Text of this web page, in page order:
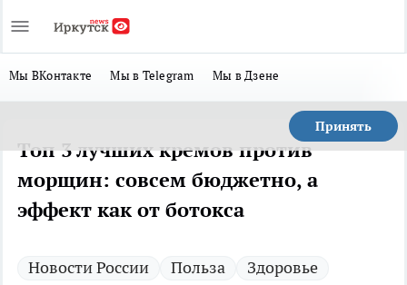
Мы ВКонтакте Мы в Telegram Мы в Дзене
Принять
Топ 3 лучших кремов против
морщин: совсем бюджетно, а
эффект как от ботокса
Новости России Польза Здоровье